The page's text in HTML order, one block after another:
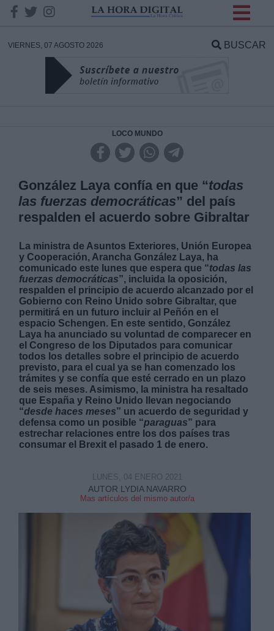
VIERNES, 07 AGOSTO 2026 BUSCAR
LOCO MUNDO
González Laya confía en que “todas
las fuerzas democráticas” del país
respalden el acuerdo sobre Gibraltar
La ministra de Asuntos Exteriores, Unión Europea
y Cooperación, Arancha González Laya, ha
comunicado este lunes que espera que “todas las
fuerzas democráticas”, incluida la oposición,
respalden el principio de acuerdo alcanzado por el
Gobierno con Reino Unido sobre Gibraltar, que
permitirá en un futuro incluir al Peñón en el
espacio Schengen. En este sentido, González
Laya ha anunciado su voluntad de comparecer en
el Congreso de los Diputados para comunicar
todos los detalles sobre el principio de acuerdo
previsto, para el cual ya se han comenzado los
trámites y se confía que esté cerrado en un plazo
de seis meses. Asimismo, la ministra ha resaltado
que España y Reino Unido llevan negociando
“desde haces meses” un acuerdo de seguridad y
defensa como un posible “paraguas” para
estrechar relaciones entre los dos países tras
consumar el Brexit el pasado 1 de enero.
AUTOR LYDIA NAVARRO
Mas artículos del mismo autor/a
LUNES, 04 ENERO 2021
DATOS
Responsable:
Legitimación:
Destinatarios:
Derechos:
link
Información adicional
link